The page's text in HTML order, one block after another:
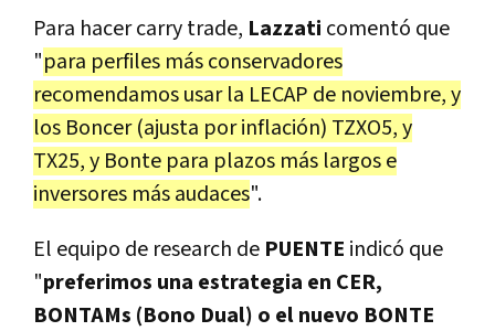
Para hacer carry trade, Lazzati comentó que
"para perfiles más conservadores
recomendamos usar la LECAP de noviembre, y
los Boncer (ajusta por inflación) TZXO5, y
TX25, y Bonte para plazos más largos e
inversores más audaces".
El equipo de research de PUENTE indicó que
"preferimos una estrategia en CER,
BONTAMs (Bono Dual) o el nuevo BONTE